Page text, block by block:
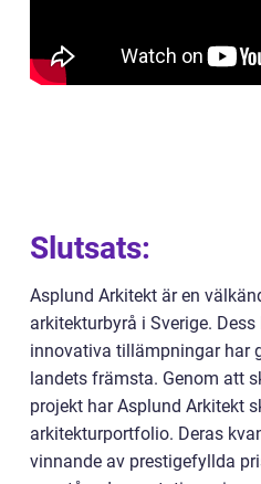
Slutsats:
Asplund Arkitekt är en
arkitekturbyrå i Sverige.
innovativa tillämpningar har
landets främsta. Genom att
projekt har Asplund Arkitekt
arkitekturportfolio. Deras
vinnande av prestigefyllda